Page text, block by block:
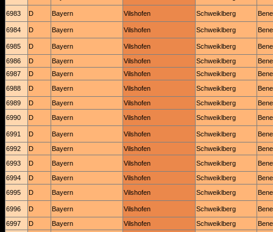
6983 D Bayern Vilshofen Schweiklberg
6984 D Bayern Vilshofen Schweiklberg
6985 D Bayern Vilshofen Schweiklberg
6986
D Bayern Vilshofen Schweiklberg
6987
D Bayern Vilshofen Schweiklberg
6988
D Bayern Vilshofen Schweiklberg
6989
D Bayern Vilshofen Schweiklberg
6990
D Bayern Vilshofen Schweiklberg
6991 D Bayern Vilshofen Schweiklberg
6992
D Bayern Vilshofen Schweiklberg
6993
D Bayern Vilshofen Schweiklberg
6994
D Bayern Vilshofen Schweiklberg
6995
D Bayern Vilshofen Schweiklberg
6996 D Bayern Vilshofen Schweiklberg
6997
D Bayern Vilshofen Schweiklberg